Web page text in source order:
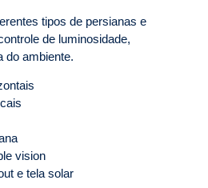
tipos de persianas e
de luminosidade,
do ambiente.
vision
e tela solar